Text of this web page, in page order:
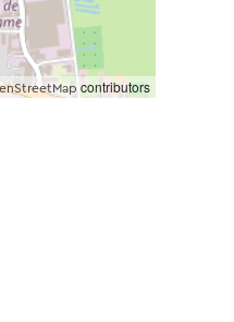
contributors